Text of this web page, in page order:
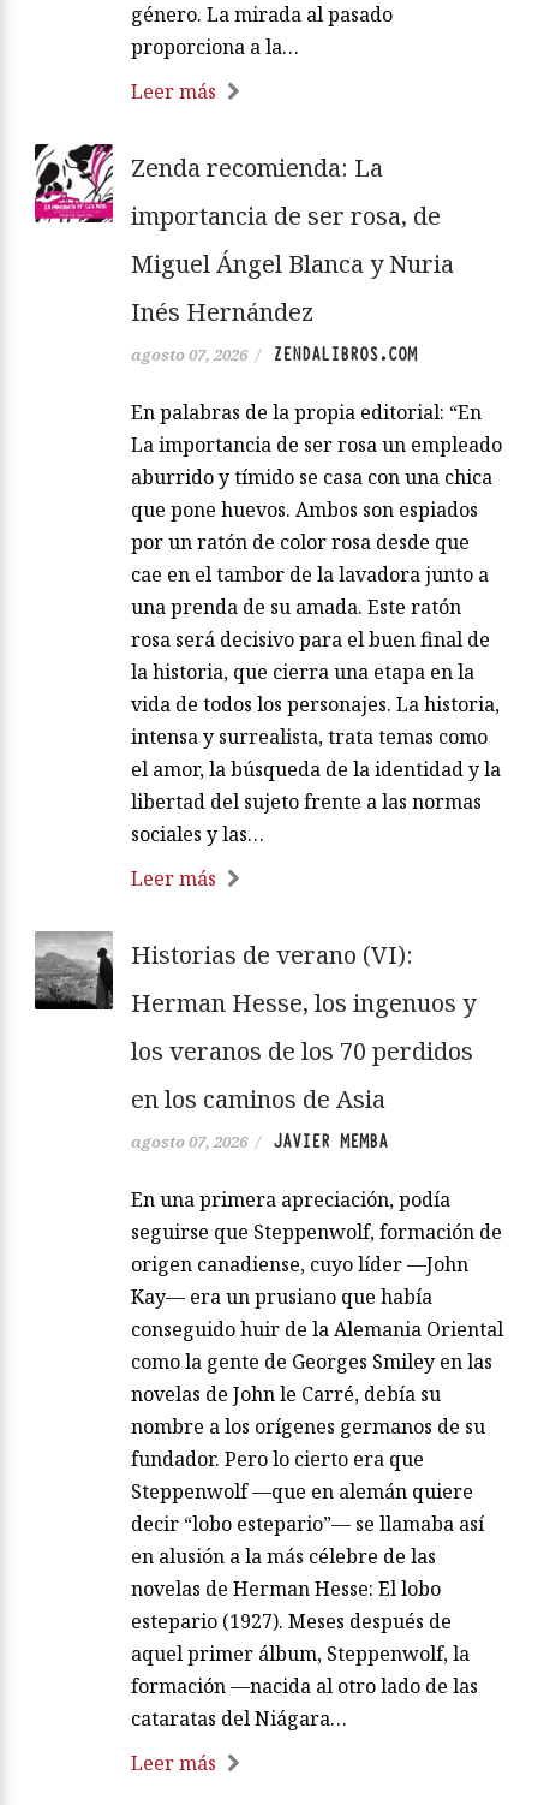
género. La mirada al pasado
proporciona a la…
Leer más
Zenda recomienda: La
importancia de ser rosa, de
Miguel Ángel Blanca y Nuria
Inés Hernández
agosto 07, 2026 / ZENDALIBROS.COM
En palabras de la propia editorial: “En
La importancia de ser rosa un empleado
aburrido y tímido se casa con una chica
que pone huevos. Ambos son espiados
por un ratón de color rosa desde que
cae en el tambor de la lavadora junto a
una prenda de su amada. Este ratón
rosa será decisivo para el buen final de
la historia, que cierra una etapa en la
vida de todos los personajes. La historia,
intensa y surrealista, trata temas como
el amor, la búsqueda de la identidad y la
libertad del sujeto frente a las normas
sociales y las…
Leer más
Historias de verano (VI):
Herman Hesse, los ingenuos y
los veranos de los 70 perdidos
en los caminos de Asia
agosto 07, 2026 / JAVIER MEMBA
En una primera apreciación, podía
seguirse que Steppenwolf, formación de
origen canadiense, cuyo líder —John
Kay— era un prusiano que había
conseguido huir de la Alemania Oriental
como la gente de Georges Smiley en las
novelas de John le Carré, debía su
nombre a los orígenes germanos de su
fundador. Pero lo cierto era que
Steppenwolf —que en alemán quiere
decir “lobo estepario”— se llamaba así
en alusión a la más célebre de las
novelas de Herman Hesse: El lobo
estepario (1927). Meses después de
aquel primer álbum, Steppenwolf, la
formación —nacida al otro lado de las
cataratas del Niágara…
Leer más